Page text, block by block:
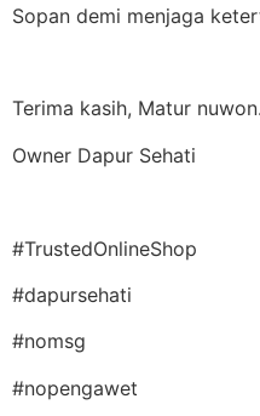
Sopan demi menjaga
Terima kasih, Matur nuwon.
Owner Dapur Sehati
#TrustedOnlineShop
#dapursehati
#nomsg
#nopengawet